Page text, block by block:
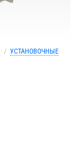
/ УСТАНОВОЧНЫЕ